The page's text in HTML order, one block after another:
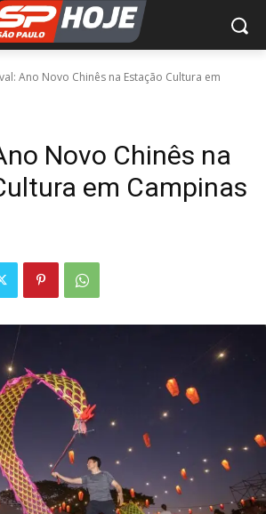
Ano Novo Chinês na Estação Cultura em
Novo Chinês na
em Campinas